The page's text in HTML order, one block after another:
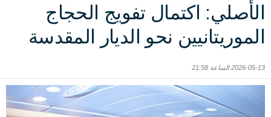
الأصلي: اكتمال تفويج الحجاج
الموريتانيين نحو الديار المقدسة
2026-05-13 الساعة 21:58